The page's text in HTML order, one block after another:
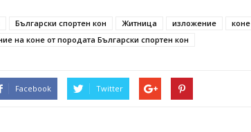
Български спортен кон Житница изложение коне
на коне от породата Български спортен кон
Facebook Twitter